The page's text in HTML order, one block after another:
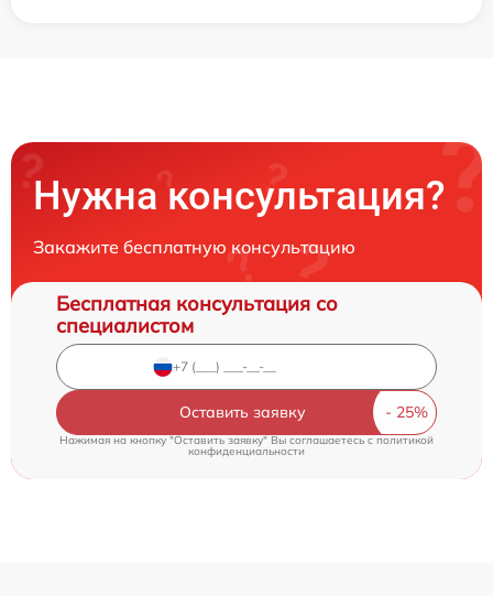
Нужна консультация?
Закажите бесплатную консультацию
Бесплатная консультация со
специалистом
Оставить заявку
Нажимая на кнопку "Оставить заявку" Вы соглашаетесь cполитикой
конфиденциальности